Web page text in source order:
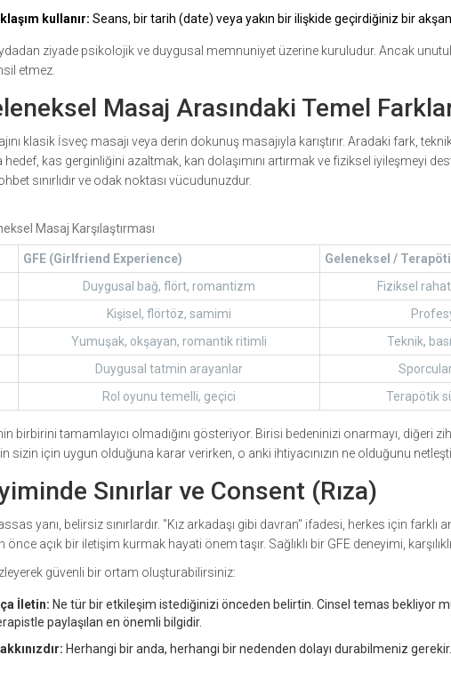
kullanır: Seans, bir tarih (date) veya yakın bir ilişkide geçirdiğiniz bir
ziyade psikolojik ve duygusal memnuniyet üzerine kuruludur. Ancak
etmez.
Masaj Arasındaki Temel
klasik İsveç masajı veya derin dokunuş masajıyla karıştırır. Aradaki fark,
kas gerginliğini azaltmak, kan dolaşımını artırmak ve fiziksel iyileşmeyi
sınırlıdır ve odak noktası vücudunuzdur.
Masaj Karşılaştırması
GFE (Girlfriend Experience)
Geleneksel /
Duygusal bağ, flört, romantizm
Fiziksel
Kişisel, flörtöz, samimi
Yumuşak, okşayan, romantik ritimli
Teknik,
Duygusal tatmin arayanlar
Rol oyunu temelli, geçici Terapötik
birbirini tamamlayıcı olmadığını gösteriyor. Birisi bedeninizi onarmayı, diğeri
sizin için uygun olduğuna karar verirken, o anki ihtiyacınızın ne olduğunu
Sınırlar ve Consent (Rıza)
yanı, belirsiz sınırlardır. "Kız arkadaşı gibi davran" ifadesi, herkes için farklı
açık bir iletişim kurmak hayati önem taşır. Sağlıklı bir GFE deneyimi,
güvenli bir ortam oluşturabilirsiniz:
İletin: Ne tür bir etkileşim istediğinizi önceden belirtin. Cinsel temas bekliyor
paylaşılan en önemli bilgidir.
Herhangi bir anda, herhangi bir nedenden dolayı durabilmeniz